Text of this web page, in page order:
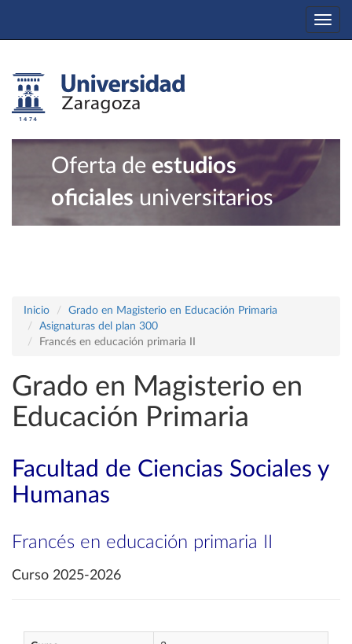
Oferta de estudios
oficiales universitarios
Inicio
Grado en Magisterio en Educación Primaria
Asignaturas del plan 300
Francés en educación primaria II
Grado en Magisterio en
Educación Primaria
Facultad de Ciencias Sociales y
Humanas
Francés en educación primaria II
Curso 2025-2026